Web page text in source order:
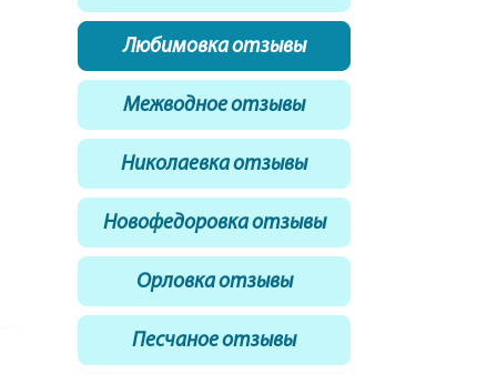
Любимовка отзывы
Межводное отзывы
Николаевка отзывы
Новофедоровка отзывы
Орловка отзывы
Песчаное отзывы